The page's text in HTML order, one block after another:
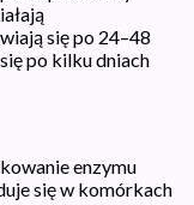
się po 24–48
po kilku dniach
enzymu
się w komórkach